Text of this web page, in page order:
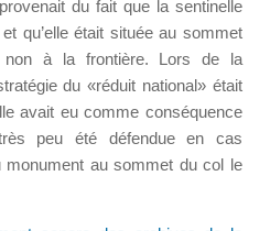
du fait que la sentinelle
qu’elle était située au sommet
à la frontière. Lors de la
du «réduit national» était
avait eu comme conséquence
peu été défendue en cas
monument au sommet du col le